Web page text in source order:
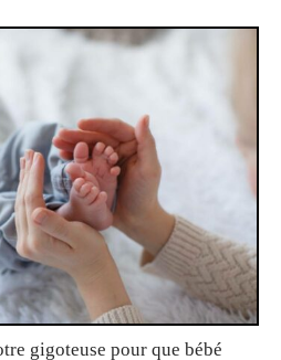
gigoteuse pour que bébé